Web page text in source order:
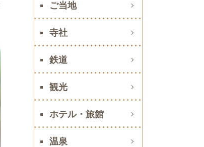
ご当地
寺社
鉄道
観光
ホテル・旅館
温泉